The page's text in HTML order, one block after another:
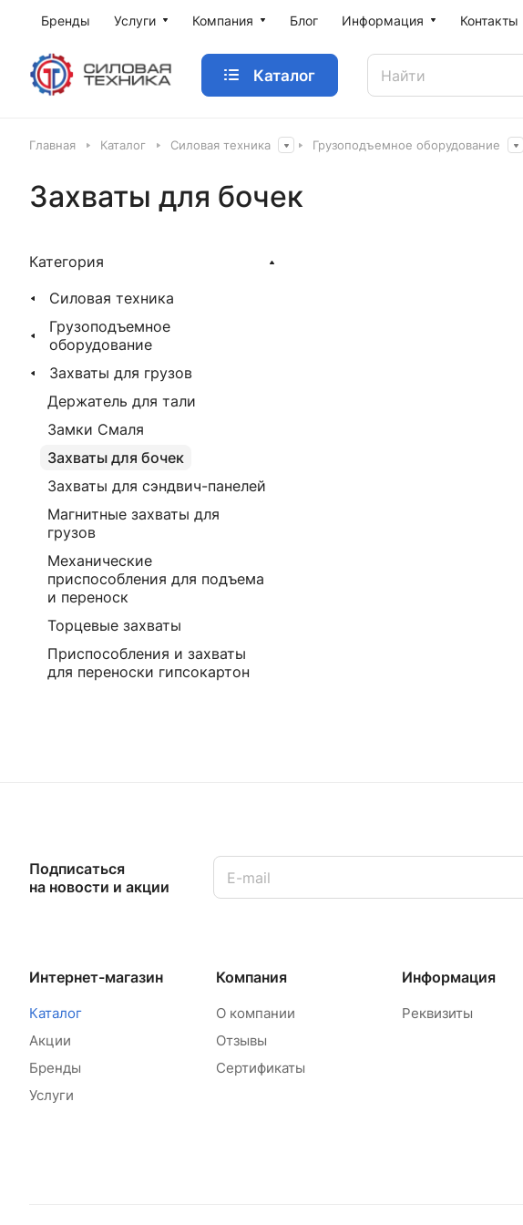
Бренды Услуги Компания Блог Информация Контакты
Каталог
Главная Каталог Силовая техника Грузоподъемное оборудование
Захваты для бочек
Категория
Силовая техника
Грузоподъемное
оборудование
Захваты для грузов
Держатель для тали
Замки Смаля
Захваты для бочек
Захваты для сэндвич-панелей
Магнитные захваты для
грузов
Механические
приспособления для подъема
и переноск
Торцевые захваты
Приспособления и захваты
для переноски гипсокартон
Подписаться
на новости и акции
Интернет-магазин
Каталог
Акции
Бренды
Услуги
Компания
О компании
Отзывы
Сертификаты
Информация
Реквизиты